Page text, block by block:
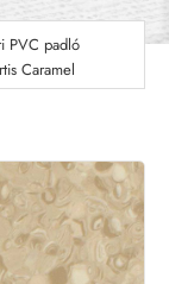
PVC padló
Caramel